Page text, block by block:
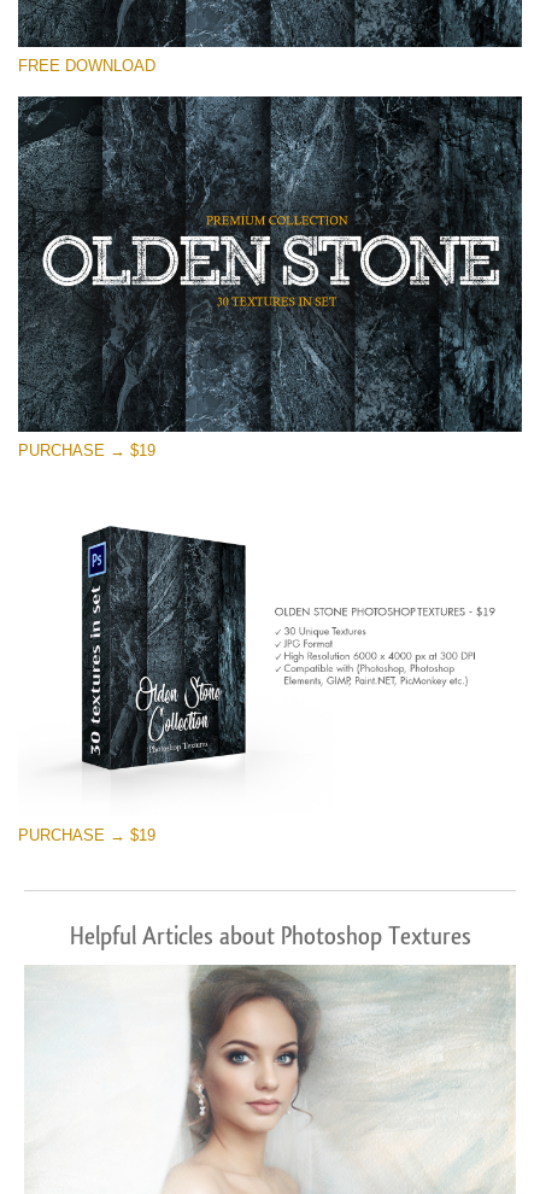
Por favor seleccione
Small 800*533px
Olden Stone
(30 Textures)
Large 6000*4000px
Entire Collection
(1783 Overlays)
Large 6000*4000px
Descarga gratis
FREE DOWNLOAD
PURCHASE → $19
PURCHASE → $19
Helpful Articles about Photoshop Textures